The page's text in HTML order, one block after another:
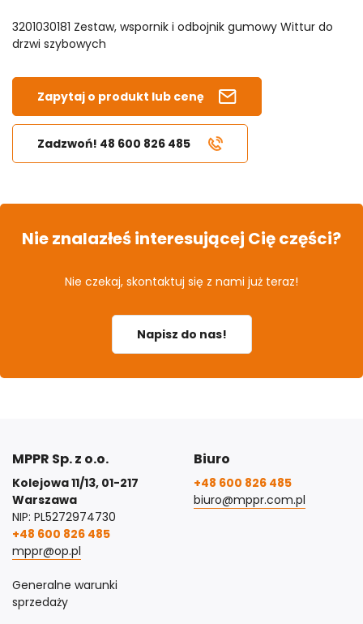
3201030181 Zestaw, wspornik i odbojnik gumowy Wittur do
drzwi szybowych
Zapytaj o produkt lub cenę
Zadzwoń! 48 600 826 485
Nie znalazłeś interesującej Cię części?
Nie czekaj, skontaktuj się z nami już teraz!
Napisz do nas!
MPPR Sp. z o.o.
Kolejowa 11/13, 01-217
Warszawa
NIP: PL5272974730
+48 600 826 485
mppr@op.pl
Generalne warunki
sprzedaży
Biuro
+48 600 826 485
biuro@mppr.com.pl